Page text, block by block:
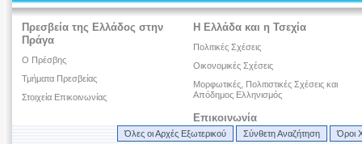
Πρεσβεία της Ελλάδος στην
Πράγα
Ο Πρέσβης
Τμήματα Πρεσβείας
Στοιχεία Επικοινωνίας
Η Ελλάδα και η Τσεχία
Πολιτικές Σχέσεις
Οικονομικές Σχέσεις
Μορφωτικές, Πολιτιστικές Σχέσεις και
Απόδημος Ελληνισμός
Επικοινωνία
Όλες οι Αρχές Εξωτερικού Σύνθετη Αναζήτηση Όροι